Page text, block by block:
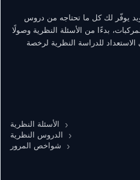
يوفّر لك كل ما تحتاجه من دروس
بدءًا من الأسئلة النظرية وصولًا
للدراسة النظرية لرخصة
الأسئلة النظرية
الدروس النظرية
شواخص المرور